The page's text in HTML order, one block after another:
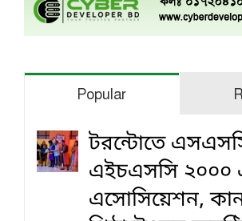
Popular
টরন্টোতে
এইচএসসি ২০০০
এসোসিয়েশন,